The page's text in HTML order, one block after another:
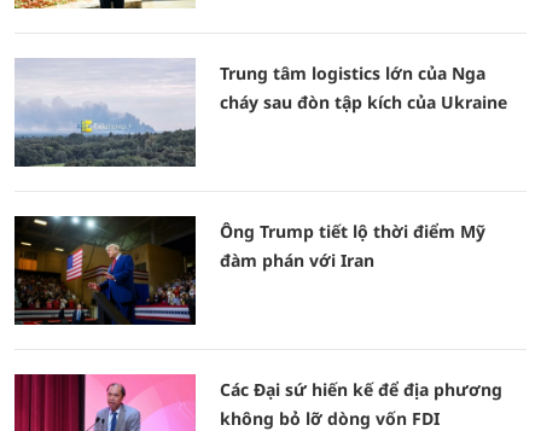
Trung tâm logistics lớn của Nga
cháy sau đòn tập kích của Ukraine
Ông Trump tiết lộ thời điểm Mỹ
đàm phán với Iran
Các Đại sứ hiến kế để địa phương
không bỏ lỡ dòng vốn FDI